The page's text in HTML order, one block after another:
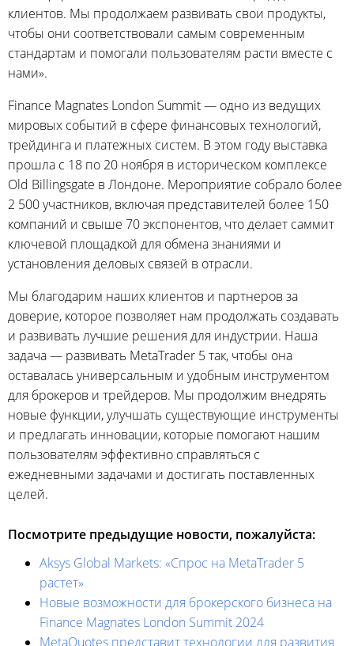
клиентов. Мы продолжаем развивать свои продукты,
чтобы они соответствовали самым современным
стандартам и помогали пользователям расти вместе с
нами».
Finance Magnates London Summit — одно из ведущих
мировых событий в сфере финансовых технологий,
трейдинга и платежных систем. В этом году выставка
прошла с 18 по 20 ноября в историческом комплексе
Old Billingsgate в Лондоне. Мероприятие собрало более
2 500 участников, включая представителей более 150
компаний и свыше 70 экспонентов, что делает саммит
ключевой площадкой для обмена знаниями и
установления деловых связей в отрасли.
Мы благодарим наших клиентов и партнеров за
доверие, которое позволяет нам продолжать создавать
и развивать лучшие решения для индустрии. Наша
задача — развивать MetaTrader 5 так, чтобы она
оставалась универсальным и удобным инструментом
для брокеров и трейдеров. Мы продолжим внедрять
новые функции, улучшать существующие инструменты
и предлагать инновации, которые помогают нашим
пользователям эффективно справляться с
ежедневными задачами и достигать поставленных
целей.
Посмотрите предыдущие новости, пожалуйста:
Aksys Global Markets: «Спрос на MetaTrader 5
растет»
Новые возможности для брокерского бизнеса на
Finance Magnates London Summit 2024
MetaQuotes представит технологии для развития